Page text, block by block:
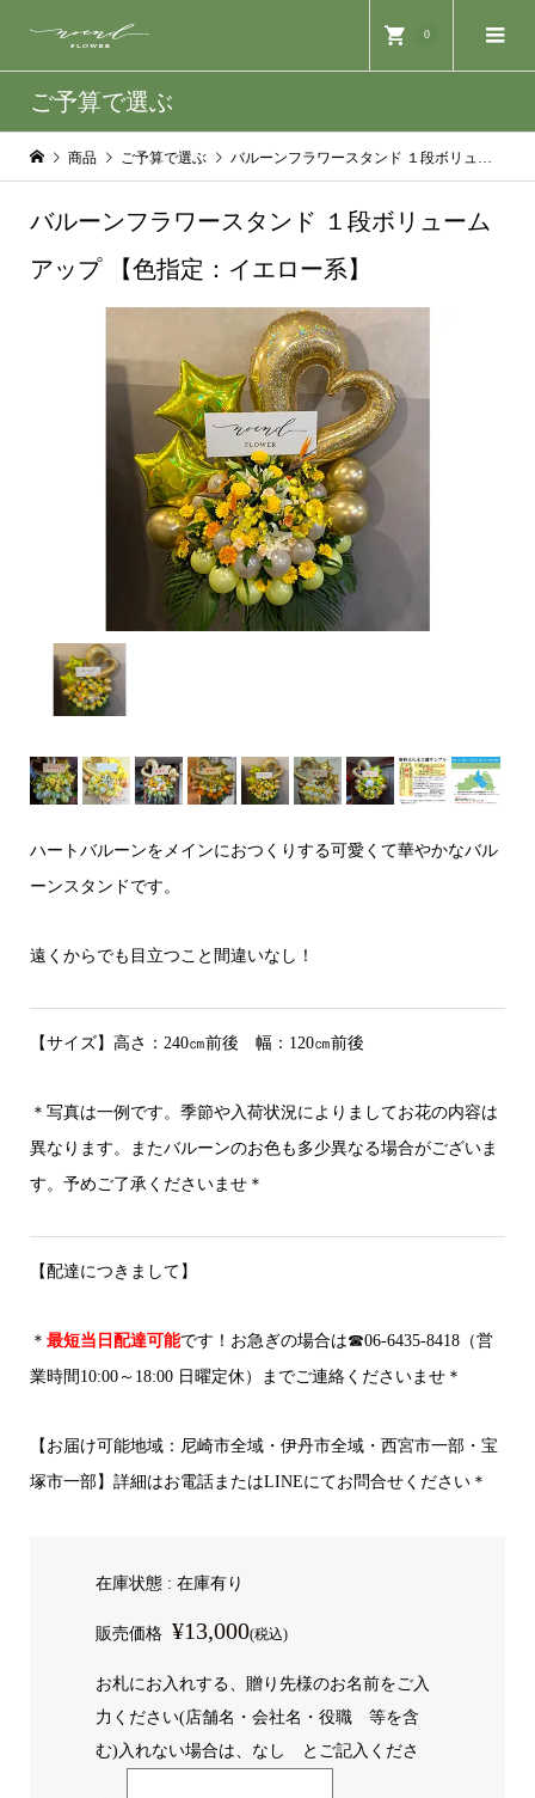
0
ご予算で選ぶ
商品 ご予算で選ぶ バルーンフラワースタンド １段ボリュームアップ 【色指定：イエロー系】
バルーンフラワースタンド １段ボリューム
アップ 【色指定：イエロー系】
ハートバルーンをメインにおつくりする可愛くて華やかなバル
ーンスタンドです。
遠くからでも目立つこと間違いなし！
【サイズ】高さ：240㎝前後 幅：120㎝前後
＊写真は一例です。季節や入荷状況によりましてお花の内容は
異なります。またバルーンのお色も多少異なる場合がございま
す。予めご了承くださいませ＊
【配達につきまして】
＊ 最短当日配達可能です！お急ぎの場合は☎06-6435-8418（営
業時間10:00～18:00 日曜定休）までご連絡くださいませ＊
【お届け可能地域：尼崎市全域・伊丹市全域・西宮市一部・宝
塚市一部】詳細はお電話またはLINEにてお問合せください＊
在庫状態 : 在庫有り
販売価格 ¥13,000(税込)
お札にお入れする、贈り先様のお名前をご入
力ください(店舗名・会社名・役職 等を含
む)入れない場合は、なし とご記入くださ